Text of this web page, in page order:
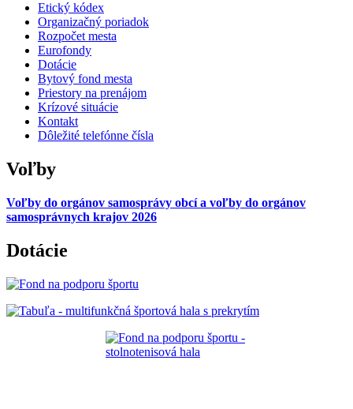
Etický kódex
Organizačný poriadok
Rozpočet mesta
Eurofondy
Dotácie
Bytový fond mesta
Priestory na prenájom
Krízové situácie
Kontakt
Dôležité telefónne čísla
Voľby
Voľby do orgánov samosprávy obcí a voľby do orgánov
samosprávnych krajov 2026
Dotácie